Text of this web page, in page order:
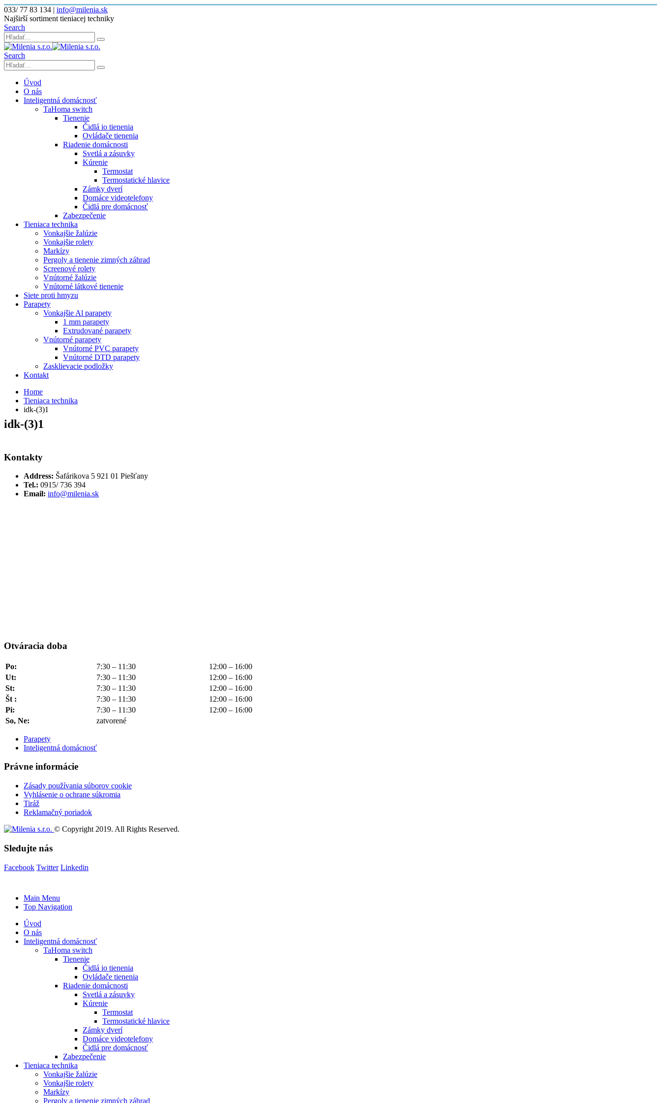
033/ 77 83 134 | info@milenia.sk
Najširší sortiment tieniacej techniky
Search
Search
Úvod
O nás
Inteligentná domácnosť
TaHoma switch
Tienenie
Čidlá io tienenia
Ovládače tienenia
Riadenie domácnosti
Svetlá a zásuvky
Kúrenie
Termostat
Termostatické hlavice
Zámky dverí
Domáce videotelefony
Čidlá pre domácnosť
Zabezpečenie
Tieniaca technika
Vonkajšie žalúzie
Vonkajšie rolety
Markízy
Pergoly a tienenie zimných záhrad
Screenové rolety
Vnútorné žalúzie
Vnútorné látkové tienenie
Siete proti hmyzu
Parapety
Vonkajšie Al parapety
1 mm parapety
Extrudované parapety
Vnútorné parapety
Vnútorné PVC parapety
Vnútorné DTD parapety
Zasklievacie podložky
Kontakt
Home
Tieniaca technika
idk-(3)1
idk-(3)1
Kontakty
Address: Šafárikova 5 921 01 Piešťany
Tel.: 0915/ 736 394
Email: info@milenia.sk
Otváracia doba
Po: 7:30 – 11:30
12:00 – 16:00
Ut:
7:30 – 11:30
12:00 – 16:00
St:
7:30 – 11:30
12:00 – 16:00
Št :
7:30 – 11:30
12:00 – 16:00
Pi:
7:30 – 11:30
12:00 – 16:00
So, Ne:
zatvorené
Parapety
Inteligentná domácnosť
Právne informácie
Zásady používania súborov cookie
Vyhlásenie o ochrane súkromia
Tiráž
Reklamačný poriadok
© Copyright 2019. All Rights Reserved.
Sledujte nás
Facebook Twitter Linkedin
Main Menu
Top Navigation
Úvod
O nás
Inteligentná domácnosť
TaHoma switch
Tienenie
Čidlá io tienenia
Ovládače tienenia
Riadenie domácnosti
Svetlá a zásuvky
Kúrenie
Termostat
Termostatické hlavice
Zámky dverí
Domáce videotelefony
Čidlá pre domácnosť
Zabezpečenie
Tieniaca technika
Vonkajšie žalúzie
Vonkajšie rolety
Markízy
Pergoly a tienenie zimných záhrad